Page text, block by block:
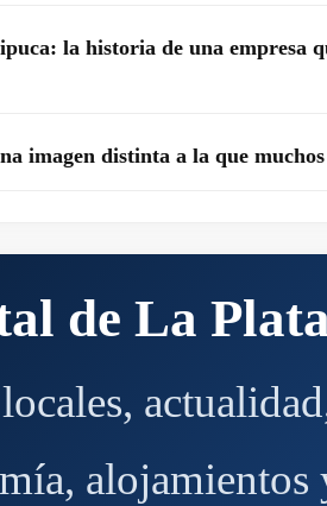
la historia de una empresa
imagen distinta a la que
de La